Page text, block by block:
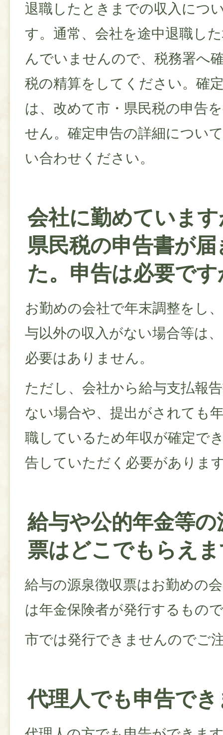
退職したときまでの収入につ
す。通常、会社を途中退職し
んでいませんので、税務署へ
税の精算をしてください。確
は、改めて市・県民税の申告
せん。確定申告の詳細につい
い合わせください。
会社に勤めていま
県民税の申告書が
た。申告は必要です
お勤めの会社で年末調整をし
与以外の収入がない場合等は
必要はありません。
ただし、会社から給与支払報
ない場合や、提出がされても
職しているため年収が確定で
告していただく必要がありま
給与や公的年金等の
票はどこでもらえ
給与の源泉徴収票はお勤めの
は年金保険者が発行するもの
市では発行できませんのでご
代理人でも申告で